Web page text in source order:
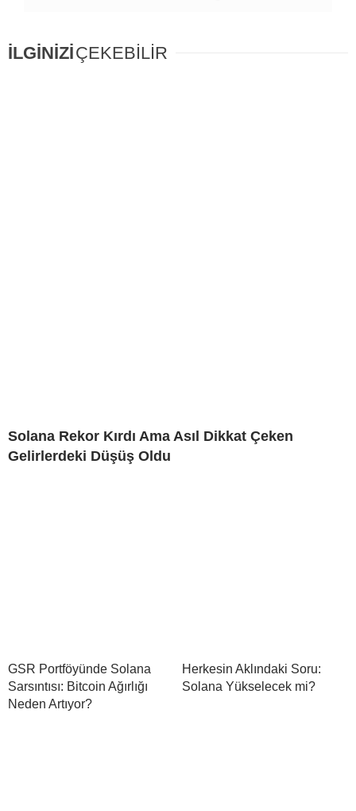
İLGİNİZİÇEKEBİLİR
Solana Rekor Kırdı Ama Asıl Dikkat Çeken
Gelirlerdeki Düşüş Oldu
GSR Portföyünde Solana
Sarsıntısı: Bitcoin Ağırlığı
Neden Artıyor?
Herkesin Aklındaki Soru:
Solana Yükselecek mi?